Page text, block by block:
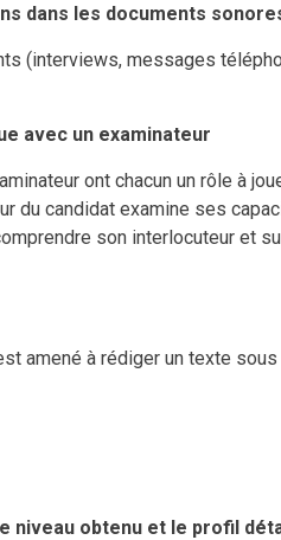
dans les documents
(interviews, messages
avec un examinateur
ont chacun un rôle à
du candidat examine ses
son interlocuteur et
amené à rédiger un texte
niveau obtenu et le profil